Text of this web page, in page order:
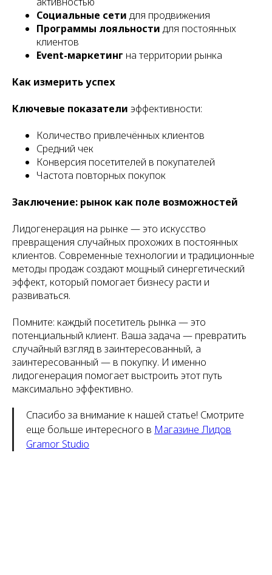
Социальные сети для продвижения
Программы лояльности для постоянных
клиентов
Event-маркетинг на территории рынка
Как измерить успех
Ключевые показатели эффективности:
Количество привлечённых клиентов
Средний чек
Конверсия посетителей в покупателей
Частота повторных покупок
Заключение: рынок как поле возможностей
Лидогенерация на рынке — это искусство
превращения случайных прохожих в постоянных
клиентов. Современные технологии и традиционные
методы продаж создают мощный синергетический
эффект, который помогает бизнесу расти и
развиваться.
Помните: каждый посетитель рынка — это
потенциальный клиент. Ваша задача — превратить
случайный взгляд в заинтересованный, а
заинтересованный — в покупку. И именно
лидогенерация помогает выстроить этот путь
максимально эффективно.
Спасибо за внимание к нашей статье! Смотрите
еще больше интересного в Магазине Лидов
Gramor Studio